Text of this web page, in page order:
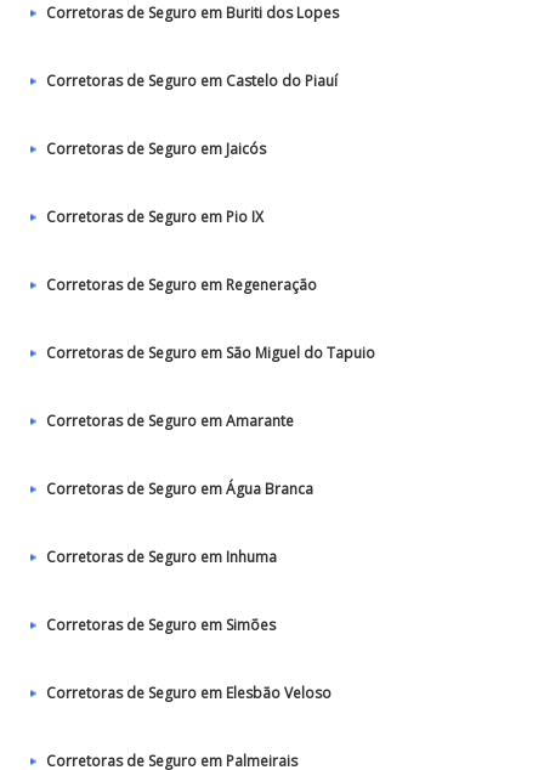
Corretoras de Seguro em Buriti dos Lopes
Corretoras de Seguro em Castelo do Piauí
Corretoras de Seguro em Jaicós
Corretoras de Seguro em Pio IX
Corretoras de Seguro em Regeneração
Corretoras de Seguro em São Miguel do Tapuio
Corretoras de Seguro em Amarante
Corretoras de Seguro em Água Branca
Corretoras de Seguro em Inhuma
Corretoras de Seguro em Simões
Corretoras de Seguro em Elesbão Veloso
Corretoras de Seguro em Palmeirais